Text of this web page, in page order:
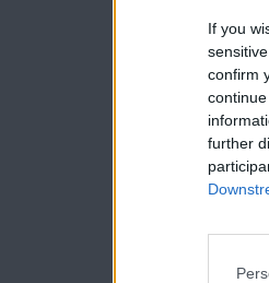
If you
confirm
further